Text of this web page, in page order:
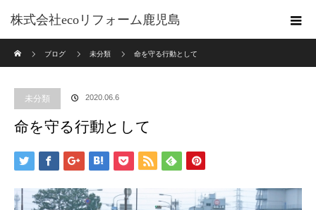
株式会社ecoリフォーム鹿児島
ブログ
未分類 命を守る行動として
未分類 2020.06.6
命を守る行動として